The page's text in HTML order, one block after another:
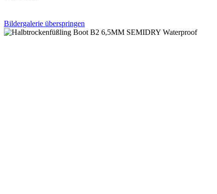
Bildergalerie überspringen